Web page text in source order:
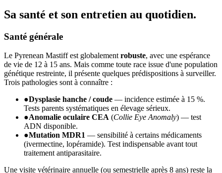
Sa santé et son entretien au quotidien.
Santé générale
Le Pyrenean Mastiff est globalement robuste, avec une espérance
de vie de 12 à 15 ans. Mais comme toute race issue d'une population
génétique restreinte, il présente quelques prédispositions à surveiller.
Trois pathologies sont à connaître :
●Dysplasie hanche / coude — incidence estimée à 15 %.
Tests parents systématiques en élevage sérieux.
●Anomalie oculaire CEA (Collie Eye Anomaly) — test
ADN disponible.
●Mutation MDR1 — sensibilité à certains médicaments
(ivermectine, lopéramide). Test indispensable avant tout
traitement antiparasitaire.
Une visite vétérinaire annuelle (ou semestrielle après 8 ans) reste la